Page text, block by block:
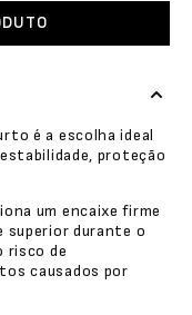
é a escolha ideal
proteção
um encaixe firme
superior durante o
risco de
causados por